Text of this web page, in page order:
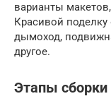
варианты
Красивой
дымоход,
другое.
Этапы сборки